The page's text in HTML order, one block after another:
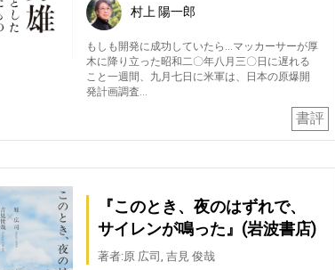
村上 陽一郎
もしも開発に成功していたら…マッカーサーが厚
木に降り立った昭和二〇年八月三〇日に遅れる
こと一週間、九月七日に米軍は、日本の原爆開
発計画調査…
書評
『このとき、夜のはずれで、
サイレンが鳴った』(岩波書店)
著者:原 広司, 吉見 俊哉